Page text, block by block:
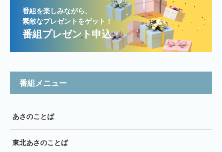
番組を楽しみながら、
素敵なプレゼントをゲット！
番組プレゼント申込
番組メニュー
あさのことば
東北あさのことば